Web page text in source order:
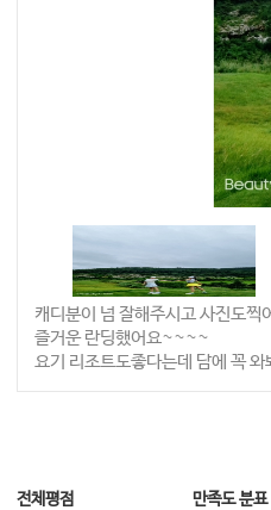
캐디분이 넘 잘해주시고 사진도찍
즐거운 란딩했어요~~~~
요기 리조트도좋다는데 담에 꼭
전체평점 만족도 분